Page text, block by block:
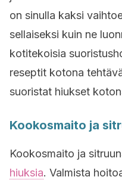
on sinulla kaksi
sellaiseksi kuin ne
kotitekoisia
reseptit kotona
suoristat hiukset
Kookosmaito ja
Kookosmaito ja
hiuksia. Valmista